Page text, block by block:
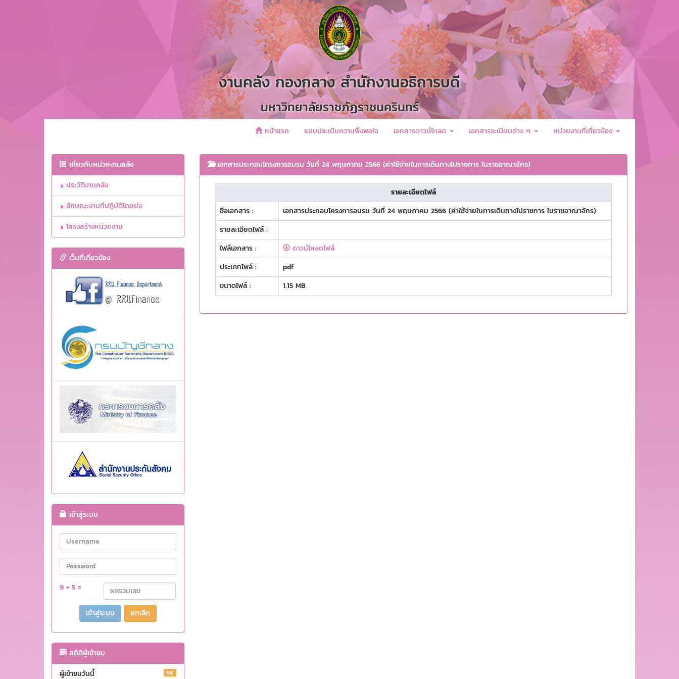
งานคลัง กองกลาง สำนักงานอธิการบดี
มหาวิทยาลัยราชภัฏราชนครินทร์
หน้าแรก แบบประเมินความพึงพอใจ เอกสารดาวน์โหลด เอกสารระเบียบต่าง ๆ หน่วยงานที่เกี่ยวข้อง
เกี่ยวกับหน่วยงานคลัง
ประวัติงานคลัง
ลักษณะงานที่ปฏิบัติโดยย่อ
โครงสร้างหน่วยงาน
เว็บที่เกี่ยวข้อง
เข้าสู่ระบบ
9 + 5 =
ยกเลิก
สถิติผู้เข้าชม
ผู้เข้าชมวันนี้
56
เอกสารประกอบโครงการอบรม วันที่ 24 พฤษภาคม 2566 (ค่าใช้จ่ายในการเดินทางไปราชการ ในราชอาณาจักร)
รายละเอียดไฟล์
ชื่อเอกสาร :
เอกสารประกอบโครงการอบรม วันที่ 24 พฤษภาคม 2566 (ค่าใช้จ่ายในการเดินทางไปราชการ ในราชอาณาจักร)
รายละเอียดไฟล์ :
ไฟล์เอกสาร :
ดาวน์โหลดไฟล์
ประเภทไพล์ :
pdf
ขนาดไฟล์ :
1.15 MB